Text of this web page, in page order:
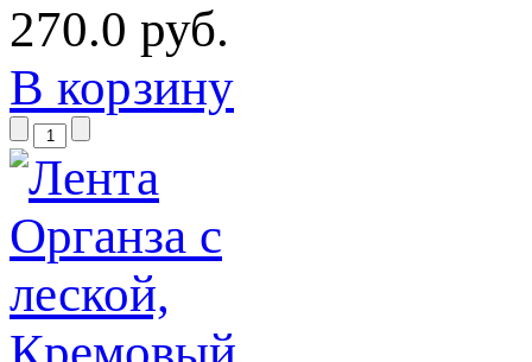
270.0 руб.
В корзину